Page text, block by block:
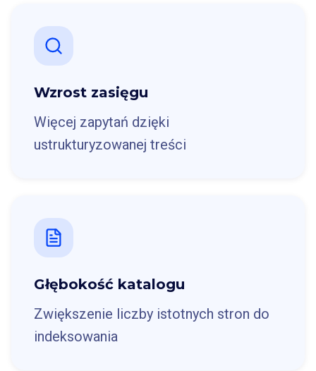
Wzrost zasięgu
Więcej zapytań dzięki
ustrukturyzowanej treści
Głębokość katalogu
Zwiększenie liczby istotnych stron do
indeksowania